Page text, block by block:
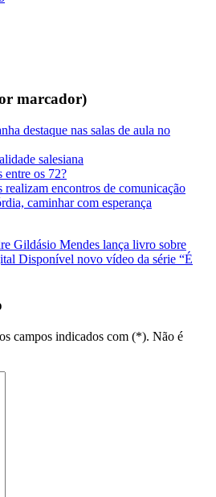
marcador)
destaque nas salas de aula no
salesiana
entre os 72?
realizam encontros de comunicação
caminhar com esperança
Gildásio Mendes lança livro sobre
Disponível novo vídeo da série “É
campos indicados com (*). Não é